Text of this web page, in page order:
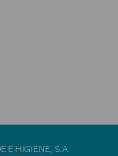
E HIGIENE, S.A.